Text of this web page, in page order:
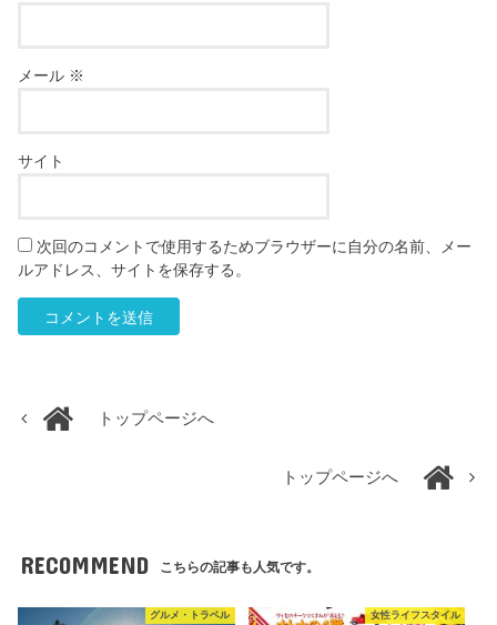
メール ※
サイト
次回のコメントで使用するためブラウザーに自分の名前、メー
ルアドレス、サイトを保存する。
トップページへ
トップページへ
RECOMMEND こちらの記事も人気です。
グルメ・トラベル 女性ライフスタイル